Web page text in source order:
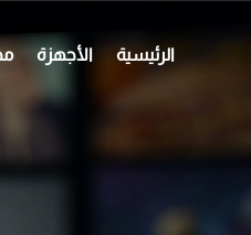
الرئيسية الأجهزة